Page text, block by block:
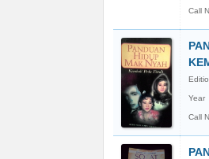
Call
Year
Call